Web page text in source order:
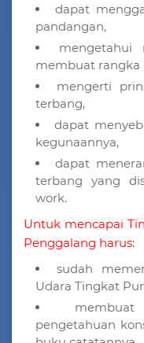
dapat
pandangan,
mengetahui
membuat rangka
mengerti
terbang,
dapat
kegunaannya,
dapat
terbang yang
work.
Untuk mencapai
Penggalang harus:
sudah
Udara Tingkat
pengetahuan